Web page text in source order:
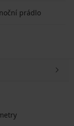
prádlo